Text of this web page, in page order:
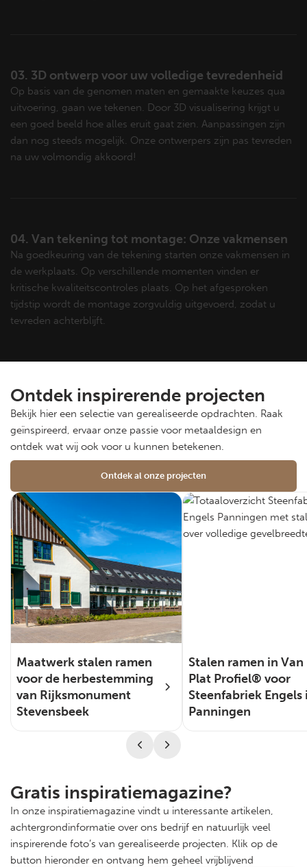
03. 3D ontwerp voor uw volledige tevredenheid
Op basis van de genomen maten en gemaakte keuzes qua
uitvoering, gaan we tekenen. Door 3D visualisering krijgt u
een goed beeld hoe alles eruit gaat zien. Aanpassingen zijn
dan nog steeds mogelijk. Onze ontwerpers zijn pas tevreden
na uw volmondig akkoord!
04. Van tekening tot montage: Onze vakmensen
Na goedkeuring van de tekening starten onze vakmensen in
de werkplaats. Op verschillende momenten vinden er
kritische kwaliteitscontroles plaats. Op het afgesproken
tijdstip wordt de montage zorgvuldig uitgevoerd, zodat u
tevreden achterblijft.
Ontdek inspirerende projecten
Bekijk hier een selectie van gerealiseerde opdrachten. Raak
geïnspireerd, ervaar onze passie voor metaaldesign en
ontdek wat wij ook voor u kunnen betekenen.
Ontdek al onze projecten
Maatwerk stalen ramen
voor de herbestemming
van Rijksmonument
Stevensbeek
Stalen ramen in Van
Plat Profiel® voor
Steenfabriek Engels
Panningen
Gratis inspiratiemagazine?
In onze inspiratiemagazine vindt u interessante artikelen,
achtergrondinformatie over ons bedrijf en natuurlijk veel
inspirerende foto’s van gerealiseerde projecten. Klik op de
button hieronder en ontvang hem geheel vrijblijvend